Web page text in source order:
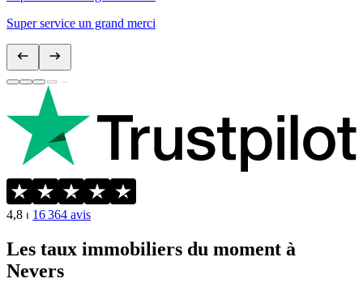
Super service un grand merci
4,8 ⏐ 16 364 avis
Les taux immobiliers du moment à
Nevers